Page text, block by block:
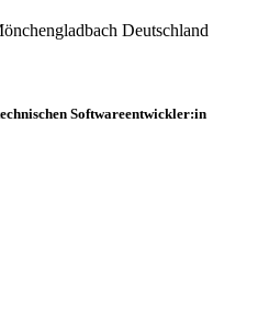
Deutschland
Softwareentwickler:in